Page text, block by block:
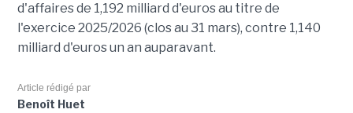
d'affaires de 1,192 milliard d'euros au titre de
l'exercice 2025/2026 (clos au 31 mars), contre 1,140
milliard d'euros un an auparavant.
Article rédigé par
Benoît Huet